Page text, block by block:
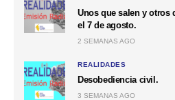
Unos que salen y
el 7 de agosto.
2 SEMANAS AGO
REALIDADES
Desobediencia civil.
3 SEMANAS AGO